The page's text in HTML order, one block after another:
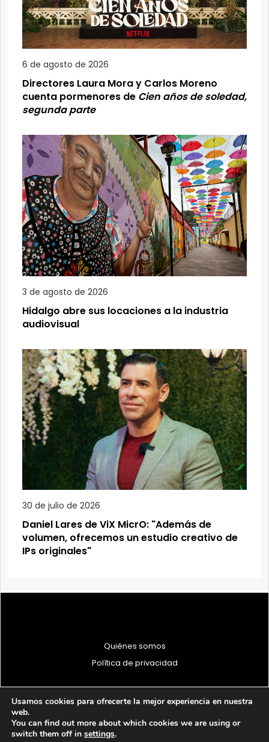
6 de agosto de 2026
Directores Laura Mora y Carlos Moreno
cuenta pormenores de Cien años de soledad,
segunda parte
3 de agosto de 2026
Hidalgo abre sus locaciones a la industria
audiovisual
30 de julio de 2026
Daniel Lares de ViX MicrO: "Además de
volumen, ofrecemos un estudio creativo de
IPs originales"
Quiénes somos
Política de privacidad
© 1997 - 2026 PRODU - Todos los derechos reservados
Usamos cookies para ofrecerte la mejor experiencia en nuestra
web.
You can find out more about which cookies we are using or
switch them off in settings.